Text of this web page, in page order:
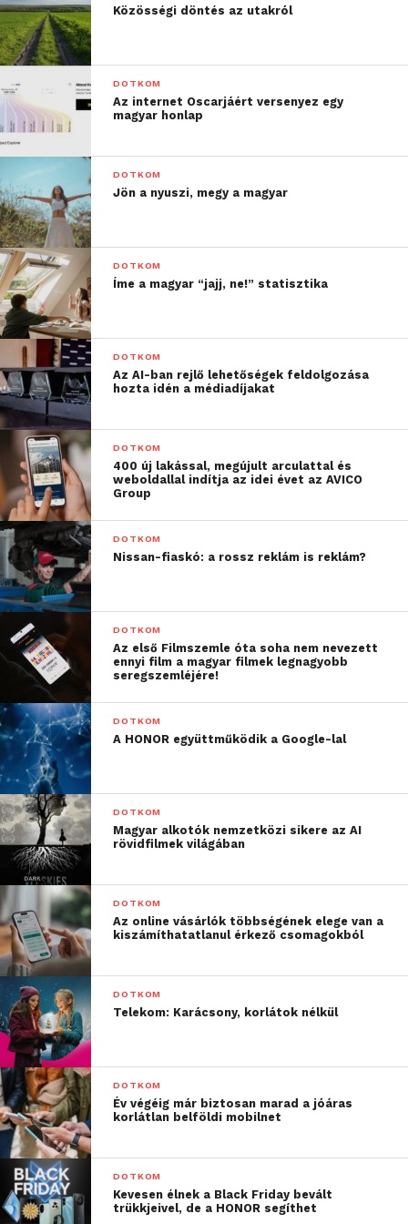
kapacitásával kell készülni
Magyarország leggyorsabb mobilhálózata –
aszelessav.netországos átlagsebesség-mérése és
az Ookla Speedtest Intelligence 2024 második
féléves adatai alapján a Yettelé Magyarország
leggyorsabb mobilhálózata – a Szigetre is
alaposan felkészül; közel két hónapos előkészítő
munkával és körülbelül harmincfős szakértői
csapattal dolgoznak azon, hogy a látogatók idén is
stabil, gyors és megbízható hálózatra
támaszkodhassanak a fesztivál teljes időszaka
alatt.
„A tavalyi év tapasztalatai
alapján kijelenthetjük,
hogy a megerősített
hálózat jól vizsgázott a
Szigeten, az ügyfélélmény
a fesztivál teljes ideje
alatt stabil volt. Idén erre
az alapra építkezve
folytattuk a
fejlesztéseket. A
forgalom évről évre
növekszik, ezért mi is
növeltük a kapacitást, és
az 5G-n is további
fejlesztést tettünk,
különösen a legsűrűbben
látogatott területeken,
például a Nagyszínpad
környékén, ahol a
legtöbben streamelnek és
osztják meg élményeiket.
A teljes fesztivál területén
a több százezer látogató
kiszolgálására
gyakorlatilag egy közepes
méretű város hálózati
kapacitásával készülünk
ezúttal is”
–mondta el Mang Balázs , a Yettel műszaki
stratégiai igazgatója.
Közösségi döntés az utakról
DOTKOM
Az internet Oscarjáért versenyez egy
magyar honlap
DOTKOM
Jön a nyuszi, megy a magyar
DOTKOM
Íme a magyar “jajj, ne!” statisztika
DOTKOM
Az AI-ban rejlő lehetőségek feldolgozása
hozta idén a médiadíjakat
DOTKOM
400 új lakással, megújult arculattal és
weboldallal indítja az idei évet az AVICO
Group
DOTKOM
Nissan-fiaskó: a rossz reklám is reklám?
DOTKOM
Az első Filmszemle óta soha nem nevezett
ennyi film a magyar filmek legnagyobb
seregszemléjére!
DOTKOM
A HONOR együttműködik a Google-lal
DOTKOM
Magyar alkotók nemzetközi sikere az AI
rövidfilmek világában
DOTKOM
Az online vásárlók többségének elege van a
kiszámíthatatlanul érkező csomagokból
DOTKOM
Telekom: Karácsony, korlátok nélkül
DOTKOM
Év végéig már biztosan marad a jóáras
korlátlan belföldi mobilnet
DOTKOM
Kevesen élnek a Black Friday bevált
trükkjeivel, de a HONOR segíthet